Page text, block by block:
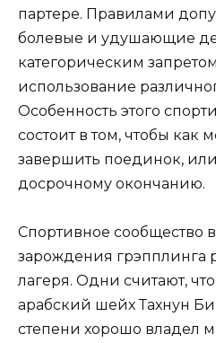
партере. Правилами
болевые и удушающие
категорическим
использование
Особенность этого
состоит в том, чтобы как
завершить поединок,
досрочному окончанию.
Спортивное сообщество
зарождения грэпплинга
лагеря. Одни считают,
арабский шейх Тахнун
степени хорошо владел